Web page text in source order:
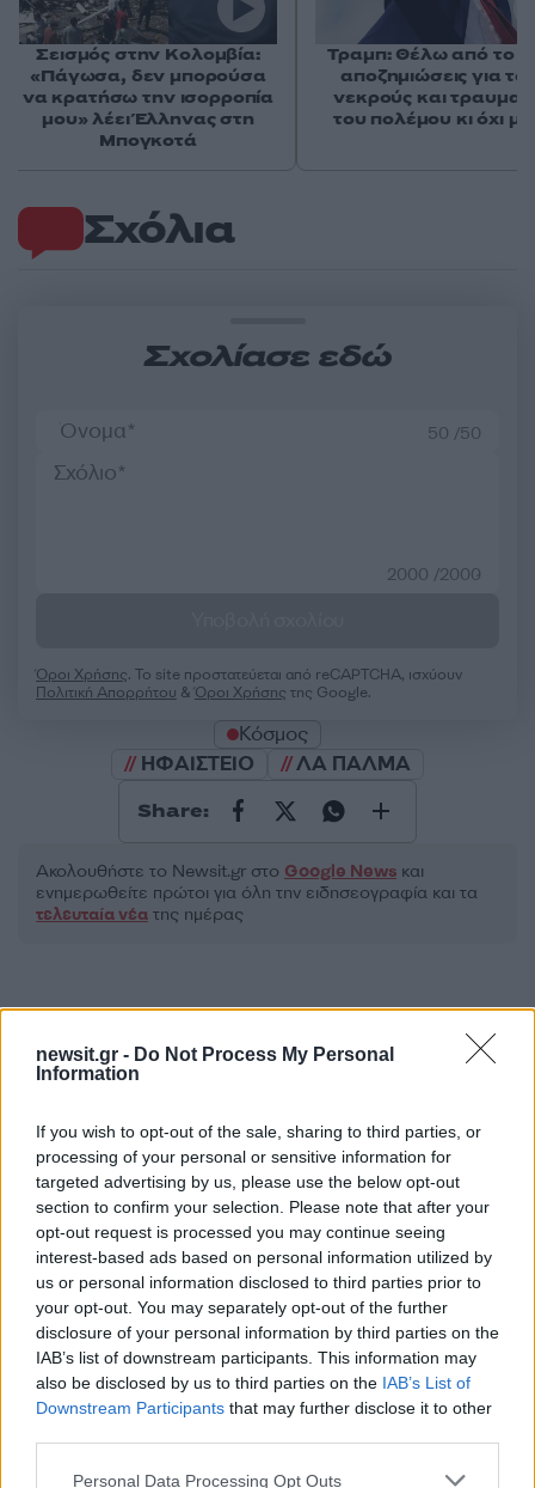
newsit.gr - Do Not Process My Personal
Information
If you wish to opt-out of the sale, sharing to third parties, or
processing of your personal or sensitive information for
targeted advertising by us, please use the below opt-out
section to confirm your selection. Please note that after your
opt-out request is processed you may continue seeing
interest-based ads based on personal information utilized by
us or personal information disclosed to third parties prior to
your opt-out. You may separately opt-out of the further
disclosure of your personal information by third parties on the
IAB’s list of downstream participants. This information may
also be disclosed by us to third parties on the IAB’s List of
Downstream Participants that may further disclose it to other
Please note that this website/app uses one or more Google
Personal Data Processing Opt Outs
Σχόλια
Σχολίασε εδώ
50 /50
2000 /2000
Όροι Χρήσης. Το site προστατεύεται από reCAPTCHA, ισχύουν
Πολιτική Απορρήτου &Όροι Χρήσης της Google.
Κόσμος
ΗΦΑΙΣΤΕΙΟ
ΛΑ ΠΑΛΜΑ
Share:
Ακολουθήστε το Νewsit.gr στο Google News και
ενημερωθείτε πρώτοι για όλη την ειδησεογραφία και τα
τελευταία νέα της ημέρας
Σεισμός στην Κολομβία:
«Πάγωσα, δεν μπορούσα
να κρατήσω την ισορροπία
μου» λέει Έλληνας στη
Μπογκοτά
Τραμπ: Θέλω από το
αποζημιώσεις για
νεκρούς και
του πολέμου κι όχι
Πιο δημοφιλή
1 Βελτιωμένη η εικόνα της φωτιάς στον
Κουβαρά: Παραδόθηκαν στις φλόγες
κτηνοτροφικές μονάδες – Εκκενώθηκε ο
Άγιος Στυλιανός
2Η Μαρία Καρυστιανού απαντά για τις
μαζικές αποχωρήσεις: Είχαμε αντιληφθεί
το παρακίνημα, ο Θανάσης Αυγερινός μας
προσέγγισε
3Δήμητρα Αλεξανδράκη σε Ιωάννα Τούνη:
«Χρόνια πολλά, να περάσεις τέλεια στις
Μαλδίβες, παλιοζηλιάρα»
4Γιώργος Κοντογιάννης: «Ο Μάρκος
Σεφερλής είναι περήφανος για μένα που
είμαι εργατικός»
Σκιάθος: Τουρίστες και βαλίτσες